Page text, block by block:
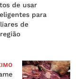
de usar
para
de